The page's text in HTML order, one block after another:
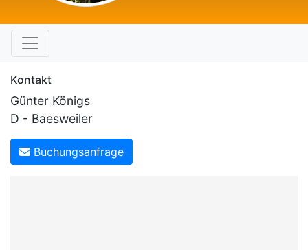
Kontakt
Günter Königs
D - Baesweiler
Buchungsanfrage